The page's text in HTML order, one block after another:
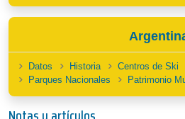
Datos Historia Centros de Ski
Parques Nacionales
Patrimonio